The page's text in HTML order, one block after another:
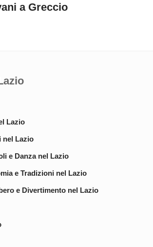
a Greccio
Lazio
nel Lazio
e Danza nel Lazio
e Tradizioni nel Lazio
e Divertimento nel Lazio